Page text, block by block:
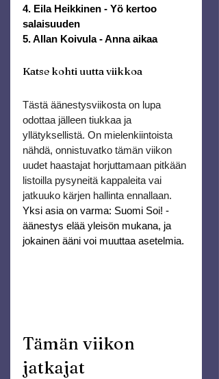
4. Eila Heikkinen - Yö kertoo
salaisuuden
5. Allan Koivula - Anna aikaa
Katse kohti uutta viikkoa
Tästä äänestysviikosta on lupa
odottaa jälleen tiukkaa ja
yllätyksellistä. On mielenkiintoista
nähdä, onnistuvatko tämän viikon
uudet haastajat horjuttamaan pitkään
listoilla pysyneitä kappaleita vai
jatkuuko kärjen hallinta ennallaan.
Yksi asia on varma: Suomi Soi! -
äänestys elää yleisön mukana, ja
jokainen ääni voi muuttaa asetelmia.
Tämän viikon
jatkajat